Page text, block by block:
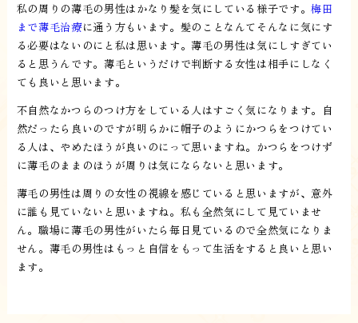
私の周りの薄毛の男性はかなり髪を気にしている様子です。梅田
まで薄毛治療に通う方もいます。髪のことなんてそんなに気にす
る必要はないのにと私は思います。薄毛の男性は気にしすぎてい
ると思うんです。薄毛というだけで判断する女性は相手にしなく
ても良いと思います。
不自然なかつらのつけ方をしている人はすごく気になります。自
然だったら良いのですが明らかに帽子のようにかつらをつけてい
る人は、やめたほうが良いのにって思いますね。かつらをつけず
に薄毛のままのほうが周りは気にならないと思います。
薄毛の男性は周りの女性の視線を感じていると思いますが、意外
に誰も見ていないと思いますね。私も全然気にして見ていませ
ん。職場に薄毛の男性がいたら毎日見ているので全然気になりま
せん。薄毛の男性はもっと自信をもって生活をすると良いと思い
ます。